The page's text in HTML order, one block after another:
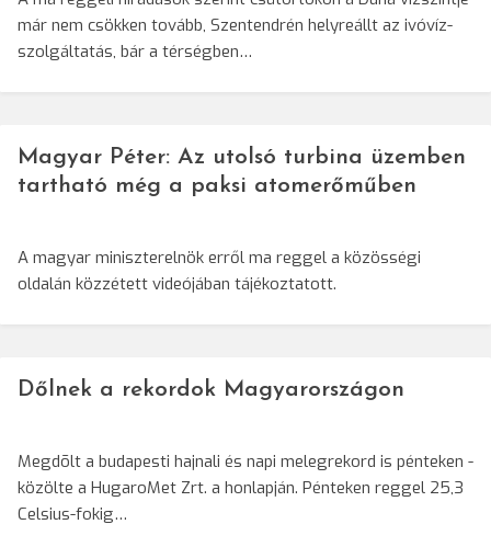
már nem csökken tovább, Szentendrén helyreállt az ivóvíz-
szolgáltatás, bár a térségben…
Magyar Péter: Az utolsó turbina üzemben
tartható még a paksi atomerőműben
A magyar miniszterelnök erről ma reggel a közösségi
oldalán közzétett videójában tájékoztatott.
Dőlnek a rekordok Magyarországon
Megdõlt a budapesti hajnali és napi melegrekord is pénteken -
közölte a HugaroMet Zrt. a honlapján. Pénteken reggel 25,3
Celsius-fokig…